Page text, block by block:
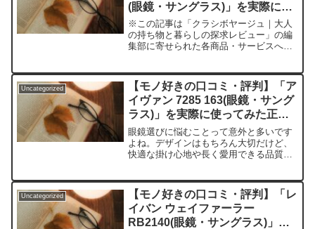
(眼鏡・サングラス)」を実際に使
ってみた正直感想
※この記事は「クラシボヤージュ｜大人
の持ち物と暮らしの探求レビュー」の編
集部に寄せられた各商品・サービスへの
ドバーグ エアチタニウム リムで実感し
た“軽さと個性”という...
Uncategorized
【モノ好きの口コミ・評判】「ア
イヴァン 7285 163(眼鏡・サング
ラス)」を実際に使ってみた正直
感想
眼鏡選びに悩むことって意外と多いです
よね。デザインはもちろん大切だけど、
快適な掛け心地や長く愛用できる品質も
ド「EYEVAN 7285」の「アイヴァン
7285 163...
Uncategorized
【モノ好きの口コミ・評判】「レ
イバン ウェイファーラー
RB2140(眼鏡・サングラス)」を